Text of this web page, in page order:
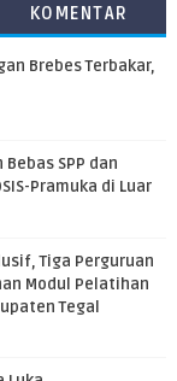
KOMENTAR
Brebes Terbakar,
SPP dan
Pramuka di Luar
Tiga Perguruan
Modul Pelatihan
Tegal